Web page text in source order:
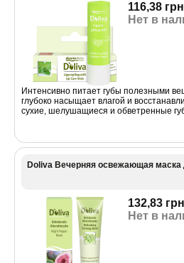
116,38
Нет в
Интенсивно питает губы полезными
глубоко насыщает влагой и
сухие, шелушащиеся и обветренные
Doliva Вечерняя освежающая маска
132,83
Нет в